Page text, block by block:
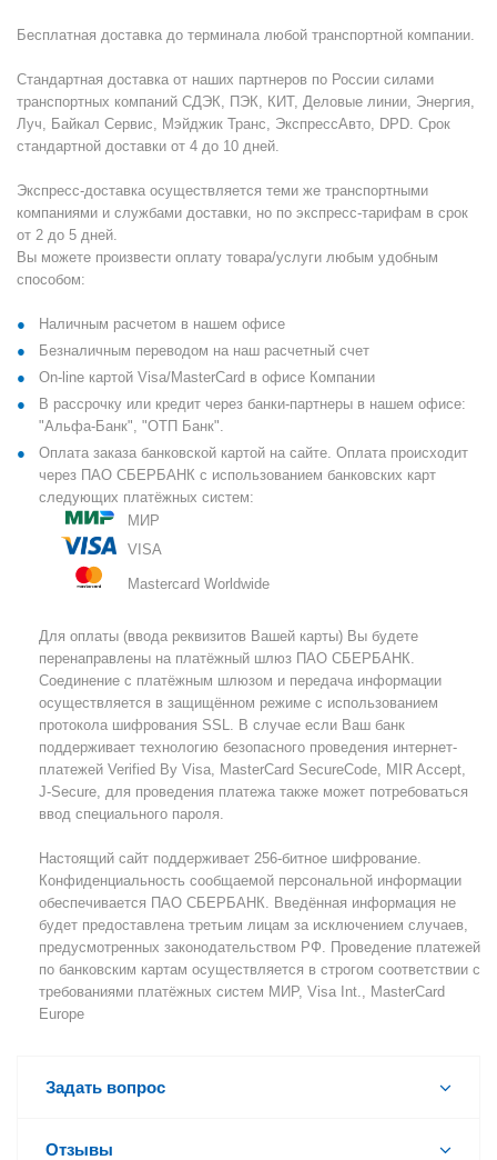
Бесплатная доставка до терминала любой транспортной компании.
Стандартная доставка от наших партнеров по России силами
транспортных компаний СДЭК, ПЭК, КИТ, Деловые линии, Энергия,
Луч, Байкал Сервис, Мэйджик Транс, ЭкспрессАвто, DPD. Срок
стандартной доставки от 4 до 10 дней.
Экспресс-доставка осуществляется теми же транспортными
компаниями и службами доставки, но по экспресс-тарифам в срок
от 2 до 5 дней.
Вы можете произвести оплату товара/услуги любым удобным
способом:
Наличным расчетом в нашем офисе
Безналичным переводом на наш расчетный счет
On-line картой Visa/MasterCard в офисе Компании
В рассрочку или кредит через банки-партнеры в нашем офисе:
"Альфа-Банк", "ОТП Банк".
Оплата заказа банковской картой на сайте. Оплата происходит
через ПАО СБЕРБАНК с использованием банковских карт
следующих платёжных систем:
МИР
VISA
Mastercard Worldwide
Для оплаты (ввода реквизитов Вашей карты) Вы будете
перенаправлены на платёжный шлюз ПАО СБЕРБАНК.
Соединение с платёжным шлюзом и передача информации
осуществляется в защищённом режиме с использованием
протокола шифрования SSL. В случае если Ваш банк
поддерживает технологию безопасного проведения интернет-
платежей Verified By Visa, MasterCard SecureCode, MIR Accept,
J-Secure, для проведения платежа также может потребоваться
ввод специального пароля.
Настоящий сайт поддерживает 256-битное шифрование.
Конфиденциальность сообщаемой персональной информации
обеспечивается ПАО СБЕРБАНК. Введённая информация не
будет предоставлена третьим лицам за исключением случаев,
предусмотренных законодательством РФ. Проведение платежей
по банковским картам осуществляется в строгом соответствии с
требованиями платёжных систем МИР, Visa Int., MasterCard
Europe
Задать вопрос
Отзывы